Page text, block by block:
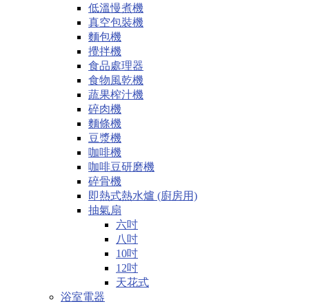
低溫慢煮機
真空包裝機
麵包機
攪拌機
食品處理器
食物風乾機
蔬果榨汁機
碎肉機
麵條機
豆漿機
咖啡機
咖啡豆研磨機
碎骨機
即熱式熱水爐 (廚房用)
抽氣扇
六吋
八吋
10吋
12吋
天花式
浴室電器